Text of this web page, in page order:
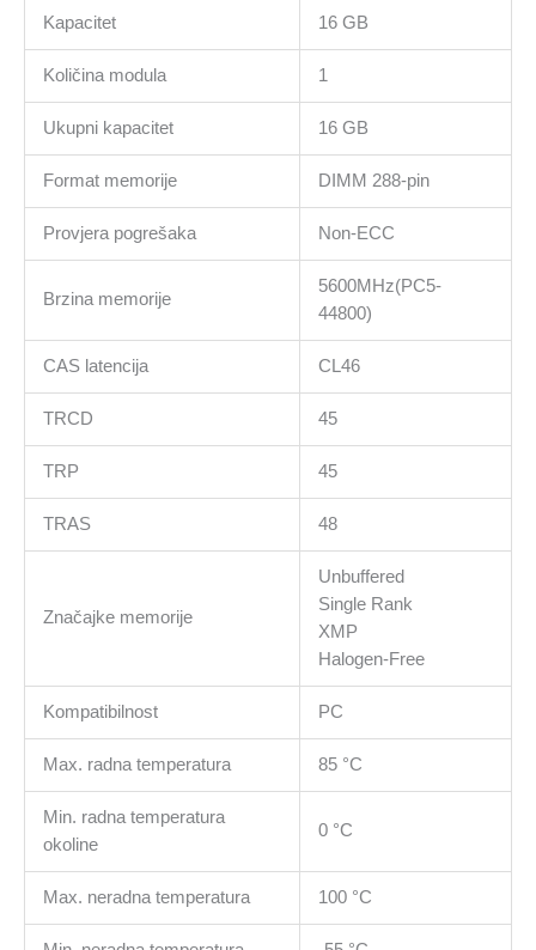
Kapacitet 16 GB
Količina modula 1
Ukupni kapacitet 16 GB
Format memorije DIMM 288-pin
Provjera pogrešaka Non-ECC
Brzina memorije
5600MHz(PC5-
44800)
CAS latencija CL46
TRCD 45
TRP 45
TRAS 48
Značajke memorije
Unbuffered
Single Rank
XMP
Halogen-Free
Kompatibilnost PC
Max. radna temperatura 85 °C
Min. radna temperatura
okoline
0 °C
Max. neradna temperatura 100 °C